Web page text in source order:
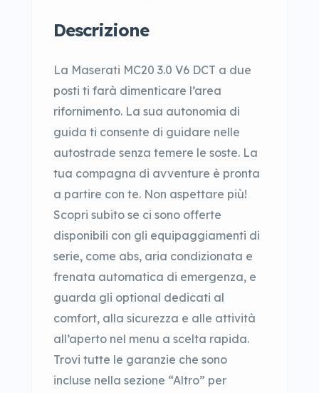
Descrizione
La Maserati MC20 3.0 V6 DCT a due
posti ti farà dimenticare l’area
rifornimento. La sua autonomia di
guida ti consente di guidare nelle
autostrade senza temere le soste. La
tua compagna di avventure è pronta
a partire con te. Non aspettare più!
Scopri subito se ci sono offerte
disponibili con gli equipaggiamenti di
serie, come abs, aria condizionata e
frenata automatica di emergenza, e
guarda gli optional dedicati al
comfort, alla sicurezza e alle attività
all’aperto nel menu a scelta rapida.
Trovi tutte le garanzie che sono
incluse nella sezione “Altro” per